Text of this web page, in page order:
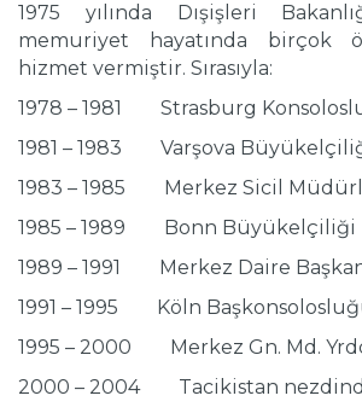
1975 yılında Dışişleri
memuriyet hayatında birçok
hizmet vermiştir. Sırasıyla:
1978 – 1981 Strasburg
1981 – 1983 Varşova
1983 – 1985 Merkez Sicil
1985 – 1989 Bonn Büyükelçiliği
1989 – 1991 Merkez Daire
1991 – 1995 Köln
1995 – 2000 Merkez Gn. Md.
2000 – 2004 Tacikistan